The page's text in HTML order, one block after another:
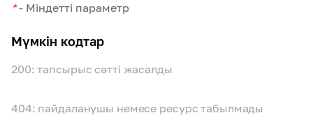
*- Міндетті параметр
Мүмкін кодтар
200: тапсырыс сәтті жасалды
404: пайдаланушы немесе ресурс табылмады